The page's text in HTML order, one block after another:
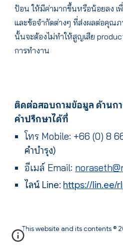
ป้อน ให้มีค่ามากขึ้นหรือน้อยลง เ
และข้อจำกัดต่างๆ ที่ส่งผลต่อคุณ
นั้นจะต้องไม่ทำให้สูญเสีย
การทำงาน
ติดต่อสอบถามข้อมูล ด้านก
คำปรึกษาได้ที่
โทร Mobile: +66 (0) 8
คำบำรุง)
อีเมล์ Email:
ไลน์ Line: https://lin.ee/
This website and its contents®